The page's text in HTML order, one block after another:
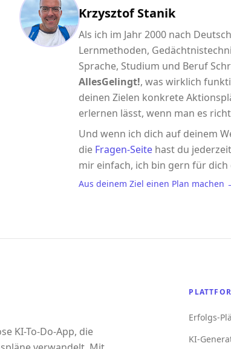
Krzysztof Stanik
Als ich im Jahr 2000 nach
Lernmethoden,
Sprache, Studium und Beruf
AllesGelingt!, was wirklich
deinen Zielen konkrete
erlernen lässt, wenn man es
Und wenn ich dich auf deinem
die Fragen-Seite hast du
mir einfach, ich bin gern für dich
Aus deinem Ziel einen Plan machen
KI-To-Do-App, die
Erfolgs-
KI-